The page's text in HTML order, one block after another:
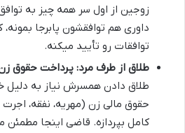
زوجین از اول سر همه چیز به
داوری هم توافقشون پابرجا
توافقات رو تأیید میکنه.
طلاق از طرف مرد: پرداخت حقوق
طلاق دادن همسرش نیاز به دلیل
حقوق مالی زن (مهریه، نفقه،
کامل بپردازه. قاضی اینجا مطمئن